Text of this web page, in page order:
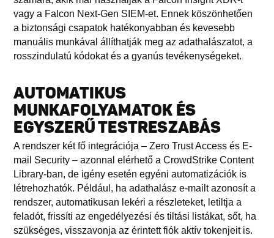
vagy a Falcon Next-Gen SIEM-et. Ennek köszönhetően
a biztonsági csapatok hatékonyabban és kevesebb
manuális munkával állíthatják meg az adathalászatot, a
rosszindulatú kódokat és a gyanús tevékenységeket.
AUTOMATIKUS
MUNKAFOLYAMATOK ÉS
EGYSZERŰ TESTRESZABÁS
A rendszer két fő integrációja – Zero Trust Access és E-
mail Security – azonnal elérhető a CrowdStrike Content
Library-ban, de igény esetén egyéni automatizációk is
létrehozhatók. Például, ha adathalász e-mailt azonosít a
rendszer, automatikusan lekéri a részleteket, letiltja a
feladót, frissíti az engedélyezési és tiltási listákat, sőt, ha
szükséges, visszavonja az érintett fiók aktív tokenjeit is.